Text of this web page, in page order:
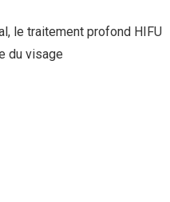
le traitement profond HIFU
du visage